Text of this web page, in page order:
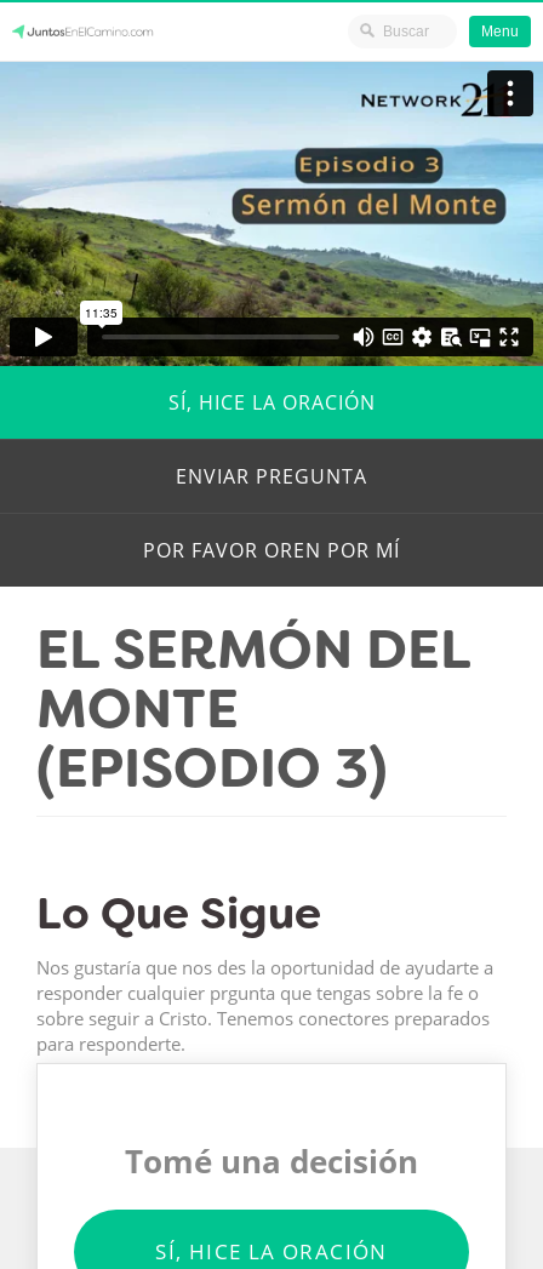
Menu
SÍ, HICE LA ORACIÓN
ENVIAR PREGUNTA
POR FAVOR OREN POR MÍ
EL SERMÓN DEL
MONTE
(EPISODIO 3)
Lo Que Sigue
Nos gustaría que nos des la oportunidad de ayudarte a
responder cualquier prgunta que tengas sobre la fe o
sobre seguir a Cristo. Tenemos conectores preparados
para responderte.
Tomé una decisión
SÍ, HICE LA ORACIÓN